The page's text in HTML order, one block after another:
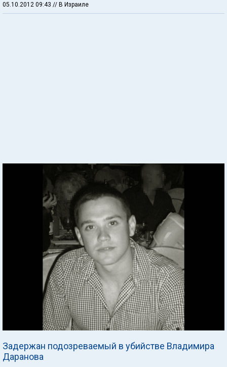
05.10.2012 09:43 // В Израиле
Задержан подозреваемый в убийстве Владимира
Даранова